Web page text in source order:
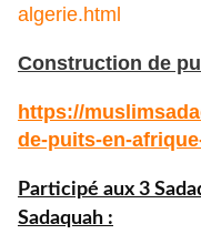
algerie.html
Construction de
https://
de-puits-en-
Participé aux 3
Sadaquah :